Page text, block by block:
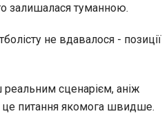
залишалася туманною.
не вдавалося - позиції
реальним сценарієм, аніж
це питання якомога швидше.